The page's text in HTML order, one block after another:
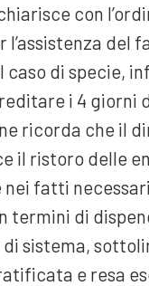
con
l’assistenza
caso di specie,
i 4
ricorda che il
il ristoro delle
fatti
termini di
sistema,
e resa